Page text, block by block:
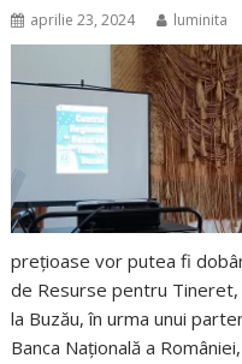
aprilie 23, 2024 luminita
prețioase vor putea fi
de Resurse pentru
la Buzău, în urma unui
Banca Națională a